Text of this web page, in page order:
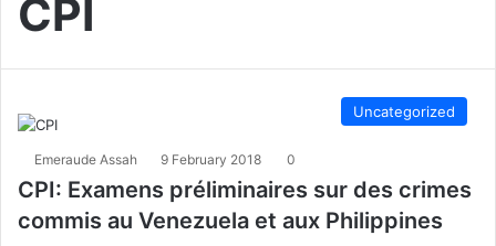
CPI
Uncategorized
Emeraude Assah 9 February 2018 0
CPI: Examens préliminaires sur des crimes
commis au Venezuela et aux Philippines